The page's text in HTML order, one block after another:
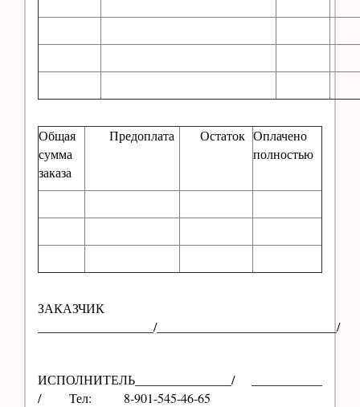
Общая
сумма
заказа
Предоплата Остаток Оплачено
полностью
ЗАКАЗЧИК
__________________/____________________________/
ИСПОЛНИТЕЛЬ_______________/ ___________
/ Тел: 8-901-545-46-65